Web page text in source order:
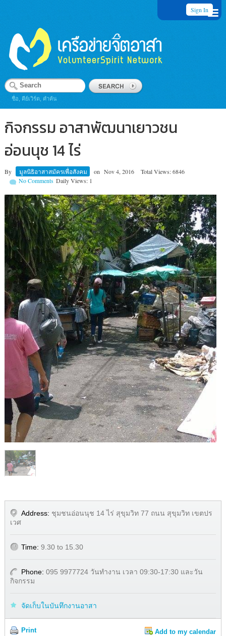
Sign In
ชื่อ, คีย์เวิร์ด, คำค้น
กิจกรรม อาสาพัฒนาเยาวชน
อ่อนนุช 14 ไร่
By มูลนิธิอาสาสมัครเพื่อสังคม on Nov 4, 2016
Total Views: 6846
Daily Views: 1
No Comments
1/ 1
Address: ชุมชนอ่อนนุช 14 ไร่ สุขุมวิท 77 ถนน สุขุมวิท เขตปร
เวศ
Time: 9.30 to 15.30
Phone: 095 9977724 วันทำงาน เวลา 09:30-17:30 และวัน
กิจกรรม
จัดเก็บในบันทึกงานอาสา
Print Add to my calendar